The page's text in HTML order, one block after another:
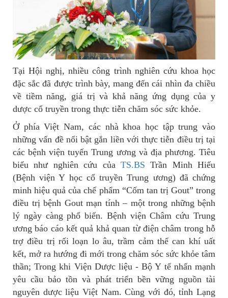
Tại Hội nghị, nhiều công trình nghiên cứu khoa học
đặc sắc đã được trình bày, mang đến cái nhìn đa chiều
về tiềm năng, giá trị và khả năng ứng dụng của y
dược cổ truyền trong thực tiễn chăm sóc sức khỏe.
Ở phía Việt Nam, các nhà khoa học tập trung vào
những vấn đề nổi bật gắn liền với thực tiễn điều trị tại
các bệnh viện tuyến Trung ương và địa phương. Tiêu
biểu như nghiên cứu của TS.BS Trần Minh Hiếu
(Bệnh viện Y học cổ truyền Trung ương) đã chứng
minh hiệu quả của chế phẩm “Cốm tan trị Gout” trong
điều trị bệnh Gout mạn tính – một trong những bệnh
lý ngày càng phổ biến. Bệnh viện Châm cứu Trung
ương báo cáo kết quả khả quan từ điện châm trong hỗ
trợ điều trị rối loạn lo âu, trầm cảm thể can khí uất
kết, mở ra hướng đi mới trong chăm sóc sức khỏe tâm
thần; Trong khi Viện Dược liệu - Bộ Y tế nhấn mạnh
yêu cầu bảo tồn và phát triển bền vững nguồn tài
nguyên dược liệu Việt Nam. Cùng với đó, tỉnh Lạng